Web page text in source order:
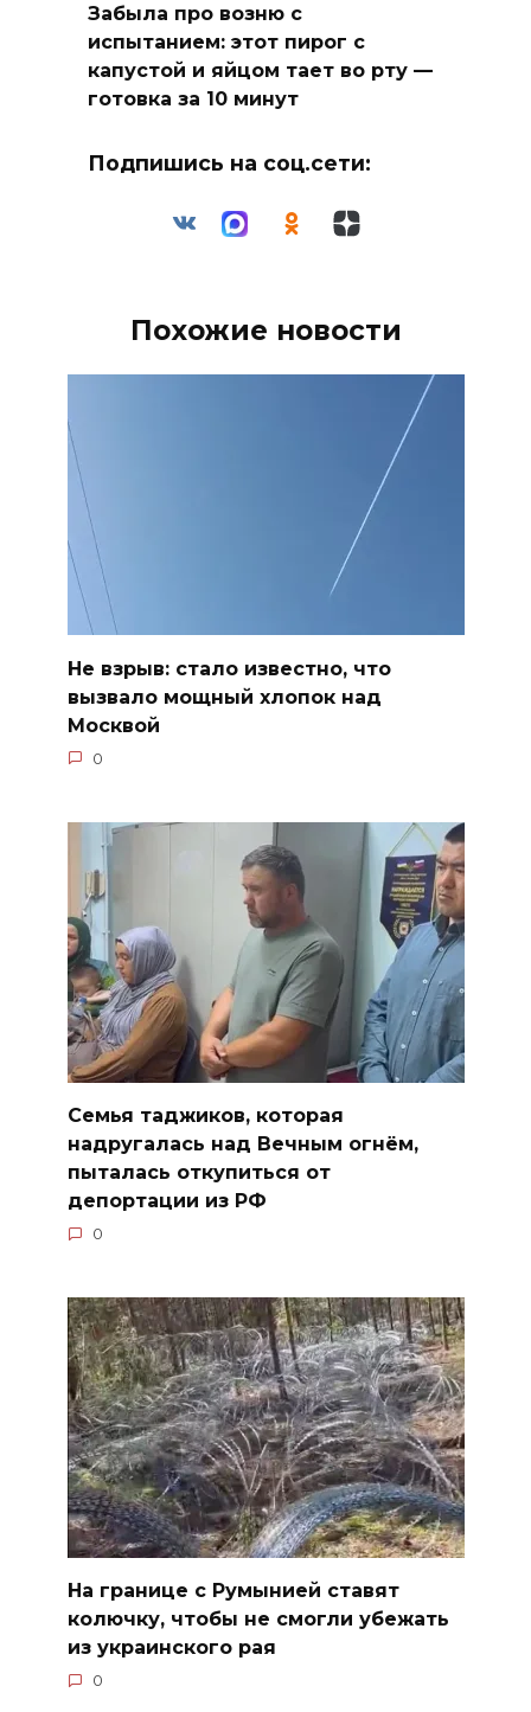
Забыла про возню с
испытанием: этот пирог с
капустой и яйцом тает во рту —
готовка за 10 минут
Подпишись на соц.сети:
Похожие новости
Не взрыв: стало известно, что
вызвало мощный хлопок над
Москвой
0
Семья таджиков, которая
надругалась над Вечным огнём,
пыталась откупиться от
депортации из РФ
0
На границе с Румынией ставят
колючку, чтобы не смогли убежать
из украинского рая
0